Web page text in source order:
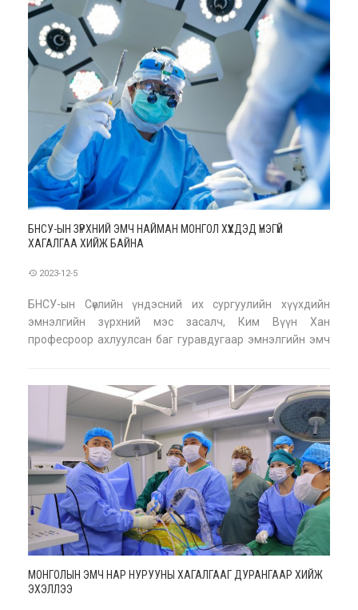
байгаа
БНСУ-ЫН ЗҮРХНИЙ ЭМЧ НАЙМАН МОНГОЛ ХҮҮХДЭД ҮНЭГҮЙ
ХАГАЛГАА ХИЙЖ БАЙНА
2023-12-5
БНСУ-ын Сөүлийн үндэсний их сургуулийн хүүхдийн
эмнэлгийн зүрхний мэс засалч, Ким Вүүн Хан
професроор ахлуулсан баг гуравдугаар эмнэлгийн эмч
хүүхдүүдэд зүрхний мэс ажилбар хийхийг зорьж байгаа
МОНГОЛЫН ЭМЧ НАР НУРУУНЫ ХАГАЛГААГ ДУРАНГААР ХИЙЖ
ЭХЭЛЛЭЭ